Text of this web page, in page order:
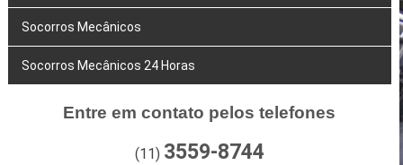
Socorros Mecânicos
Socorros Mecânicos 24 Horas
Entre em contato pelos telefones
(11) 3559-8744